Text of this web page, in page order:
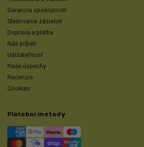
Garancia spokojnosti
Sledovanie zásielok
Doprava a platba
Náš príbeh
Udržateľnosť
Naše úspechy
Recenzie
Cookies
Platební metody